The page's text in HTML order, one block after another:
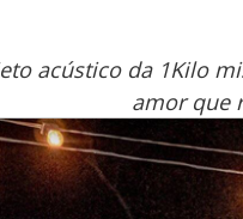
acústico da 1Kilo
amor que